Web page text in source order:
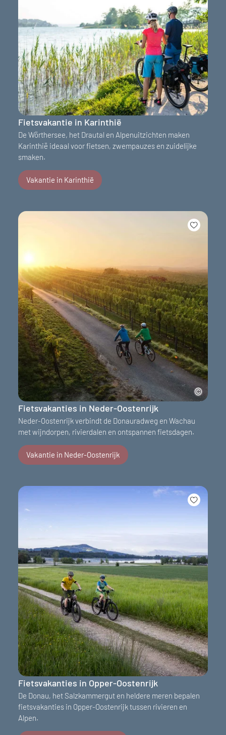
Fietsvakantie in Karinthië
De Wörthersee, het Drautal en Alpenuitzichten maken
Karinthië ideaal voor fietsen, zwempauzes en zuidelijke
smaken.
Vakantie in Karinthië
Fietsvakanties in Neder-Oostenrijk
Neder-Oostenrijk verbindt de Donauradweg en Wachau
met wijndorpen, rivierdalen en ontspannen fietsdagen.
Vakantie in Neder-Oostenrijk
Fietsvakanties in Opper-Oostenrijk
De Donau, het Salzkammergut en heldere meren bepalen
fietsvakanties in Opper-Oostenrijk tussen rivieren en
Alpen.